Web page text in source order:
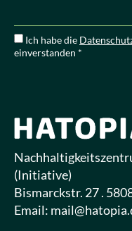
Ich habe die
einverstanden *
(Initiative)
Bismarckstr. 27 .
Email: